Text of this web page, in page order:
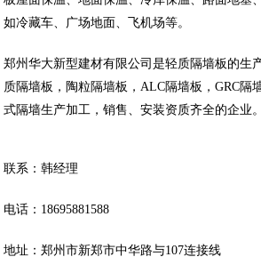
如冷藏车、广场地面、飞机场等。
郑州华大新型建材有限公司是轻质隔墙板的生
质隔墙板，陶粒隔墙板，ALC隔墙板，GRC隔
式隔墙生产加工，销售、安装资质齐全的企业。
联系：韩经理
电话：18695881588
地址：郑州市新郑市中华路与107连接线